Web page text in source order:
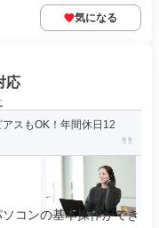
気になる
応
アスもOK！年間休日12
コンの基本操作ができ